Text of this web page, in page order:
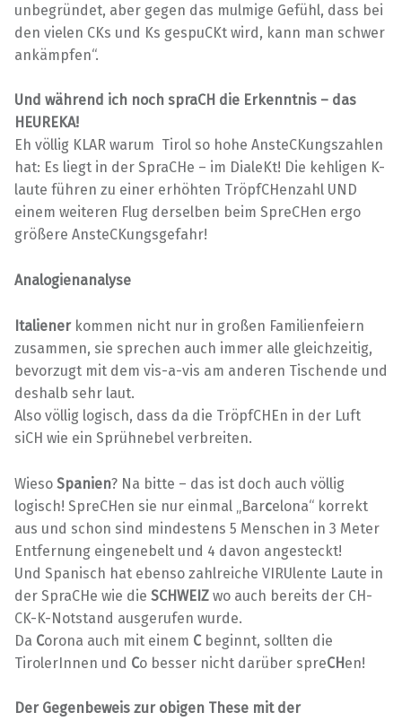
unbegründet, aber gegen das mulmige Gefühl, dass bei
den vielen CKs und Ks gespuCKt wird, kann man schwer
ankämpfen“.
Und während ich noch spraCH die Erkenntnis – das
HEUREKA!
Eh völlig KLAR warum Tirol so hohe AnsteCKungszahlen
hat: Es liegt in der SpraCHe – im DialeKt! Die kehligen K-
laute führen zu einer erhöhten TröpfCHenzahl UND
einem weiteren Flug derselben beim SpreCHen ergo
größere AnsteCKungsgefahr!
Analogienanalyse
Italiener kommen nicht nur in großen Familienfeiern
zusammen, sie sprechen auch immer alle gleichzeitig,
bevorzugt mit dem vis-a-vis am anderen Tischende und
deshalb sehr laut.
Also völlig logisch, dass da die TröpfCHEn in der Luft
siCH wie ein Sprühnebel verbreiten.
Wieso Spanien? Na bitte – das ist doch auch völlig
logisch! SpreCHen sie nur einmal „Barcelona“ korrekt
aus und schon sind mindestens 5 Menschen in 3 Meter
Entfernung eingenebelt und 4 davon angesteckt!
Und Spanisch hat ebenso zahlreiche VIRUlente Laute in
der SpraCHe wie die SCHWEIZ wo auch bereits der CH-
CK-K-Notstand ausgerufen wurde.
Da Corona auch mit einem Cbeginnt, sollten die
TirolerInnen und Co besser nicht darüber spreCH en!
Der Gegenbeweis zur obigen These mit der